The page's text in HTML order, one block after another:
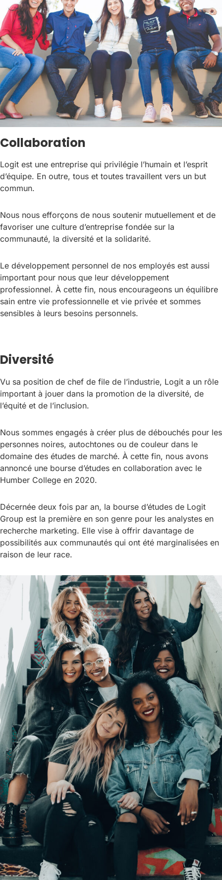
Collaboration
Logit est une entreprise qui privilégie l’humain et l’esprit
d’équipe. En outre, tous et toutes travaillent vers un but
commun.
Nous nous efforçons de nous soutenir mutuellement et de
favoriser une culture d’entreprise fondée sur la
communauté, la diversité et la solidarité.
Le développement personnel de nos employés est aussi
important pour nous que leur développement
professionnel. À cette fin, nous encourageons un équilibre
sain entre vie professionnelle et vie privée et sommes
sensibles à leurs besoins personnels.
Diversité
Vu sa position de chef de file de l’industrie, Logit a un rôle
important à jouer dans la promotion de la diversité, de
l’équité et de l’inclusion.
Nous sommes engagés à créer plus de débouchés pour les
personnes noires, autochtones ou de couleur dans le
domaine des études de marché. À cette fin, nous avons
annoncé une bourse d’études en collaboration avec le
Humber College en 2020.
Décernée deux fois par an, la bourse d’études de Logit
Group est la première en son genre pour les analystes en
recherche marketing. Elle vise à offrir davantage de
possibilités aux communautés qui ont été marginalisées en
raison de leur race.